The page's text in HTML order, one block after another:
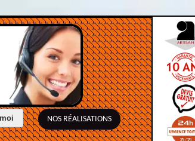
NOS RÉALISATIONS